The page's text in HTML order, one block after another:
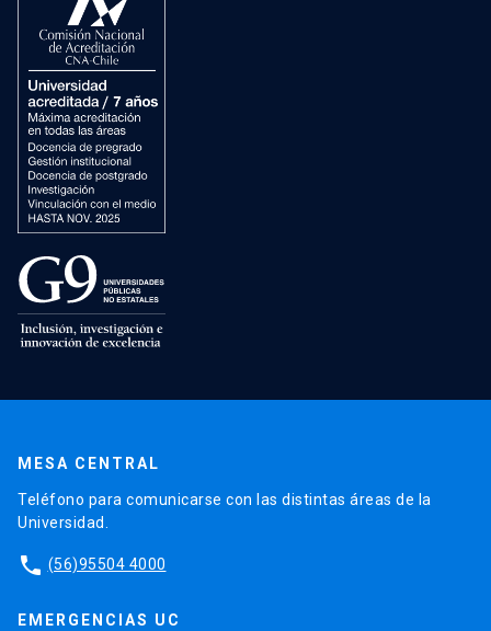
MESA CENTRAL
Teléfono para comunicarse con las distintas áreas de la
Universidad.
phone (56)95504 4000
EMERGENCIAS UC